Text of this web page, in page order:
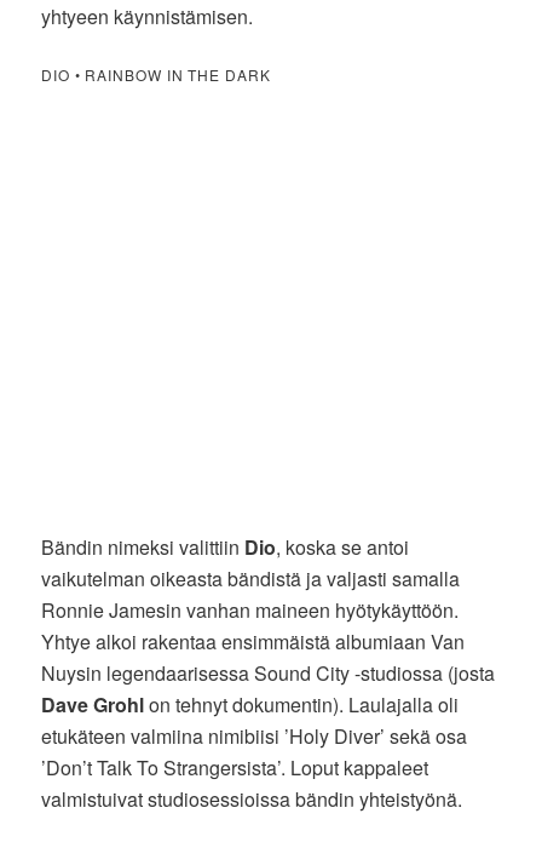
yhtyeen käynnistämisen.
DIO • RAINBOW IN THE DARK
Bändin nimeksi valittiin Dio, koska se antoi
vaikutelman oikeasta bändistä ja valjasti samalla
Ronnie Jamesin vanhan maineen hyötykäyttöön.
Yhtye alkoi rakentaa ensimmäistä albumiaan Van
Nuysin legendaarisessa Sound City -studiossa (josta
Dave Grohlon tehnyt dokumentin). Laulajalla oli
etukäteen valmiina nimibiisi ’Holy Diver’ sekä osa
’Don’t Talk To Strangersista’. Loput kappaleet
valmistuivat studiosessioissa bändin yhteistyönä.